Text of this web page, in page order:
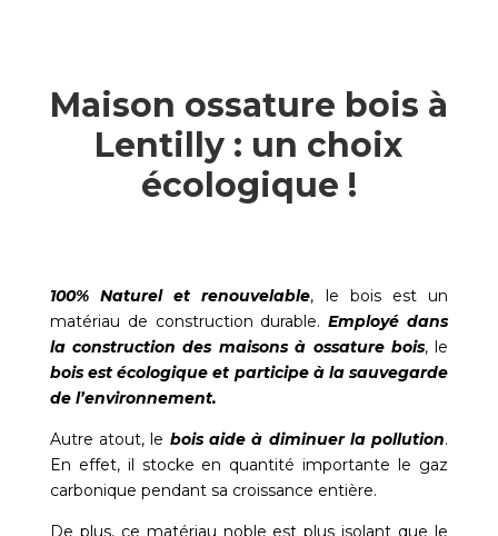
Maison ossature bois à
Lentilly : un choix
écologique !
100% Naturel et renouvelable, le bois est un
matériau de construction durable.Employé dans
la construction des maisons à ossature bois, le
bois est écologique et participe à la sauvegarde
de l’environnement.
Autre atout, le bois aide à diminuer la pollution.
En effet, il stocke en quantité importante le gaz
carbonique pendant sa croissance entière.